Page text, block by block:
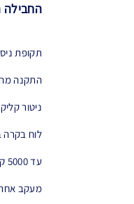
החבילה
תקופת
התקנה
ניטור
לוח בקרה
עד 5000 קליקים ממומנים
מעקב אחר